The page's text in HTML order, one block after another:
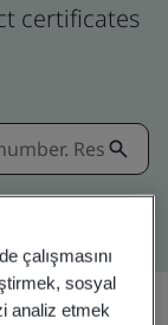
certificates
çalışmasını
sosyal
analiz etmek